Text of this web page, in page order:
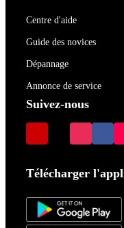
Centre d'aide
Guide des novices
Dépannage
Annonce de service
Suivez-nous
Télécharger